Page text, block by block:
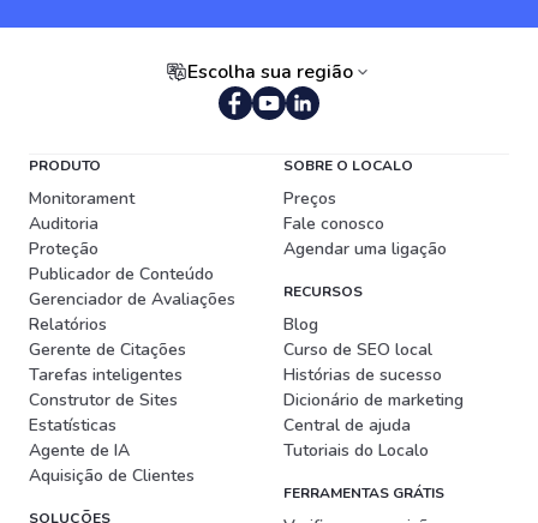
Escolha sua região
PRODUTO
Monitorament
Auditoria
Proteção
Publicador de Conteúdo
Gerenciador de Avaliações
Relatórios
Gerente de Citações
Tarefas inteligentes
Construtor de Sites
Estatísticas
Agente de IA
Aquisição de Clientes
SOLUÇÕES
SOBRE O LOCALO
Preços
Fale conosco
Agendar uma ligação
RECURSOS
Blog
Curso de SEO local
Histórias de sucesso
Dicionário de marketing
Central de ajuda
Tutoriais do Localo
FERRAMENTAS GRÁTIS